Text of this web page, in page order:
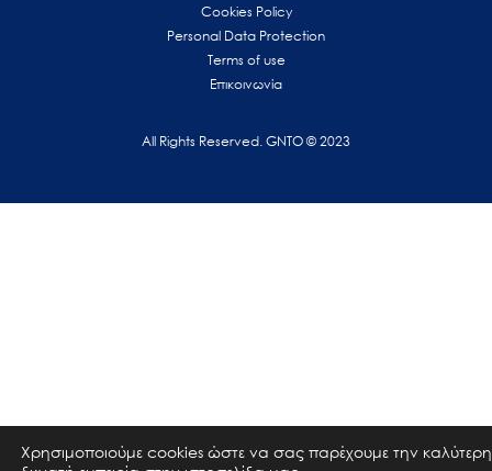
Cookies Policy
Personal Data Protection
Terms of use
Επικοινωνία
All Rights Reserved. GNTO © 2023
Χρησιμοποιούμε cookies ώστε να σας παρέχουμε την καλύτερη